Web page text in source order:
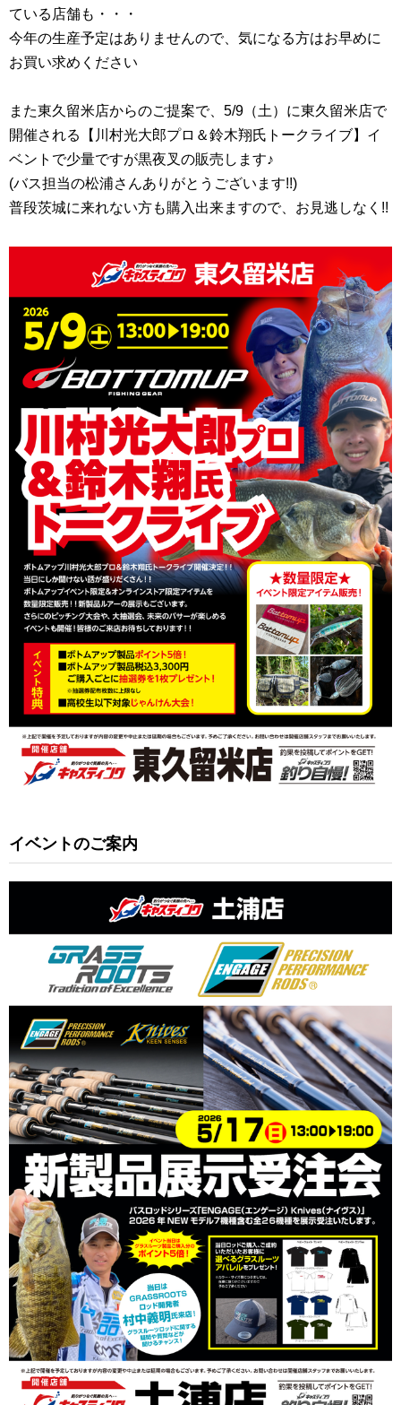
ている店舗も・・・
今年の生産予定はありませんので、気になる方はお早めに
お買い求めください
また東久留米店からのご提案で、5/9（土）に東久留米店で
開催される【川村光大郎プロ＆鈴木翔氏トークライブ】イ
ベントで少量ですが黒夜叉の販売します♪
(バス担当の松浦さんありがとうございます!!)
普段茨城に来れない方も購入出来ますので、お見逃しなく!!
イベントのご案内